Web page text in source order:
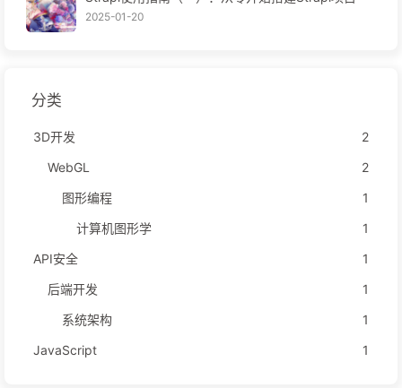
2025-01-20
分类
3D开发
2
WebGL
2
图形编程
1
计算机图形学
1
API安全
1
后端开发
1
系统架构
1
JavaScript
1